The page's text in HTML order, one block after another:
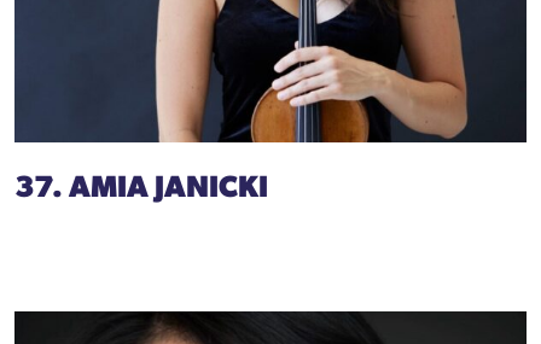
37. AMIA JANICKI